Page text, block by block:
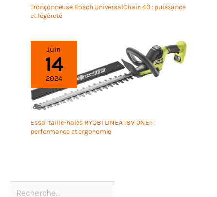
Tronçonneuse Bosch UniversalChain 40 : puissance
et légèreté
Juin
14
2024
Essai taille-haies RYOBI LINEA 18V ONE+ :
performance et ergonomie